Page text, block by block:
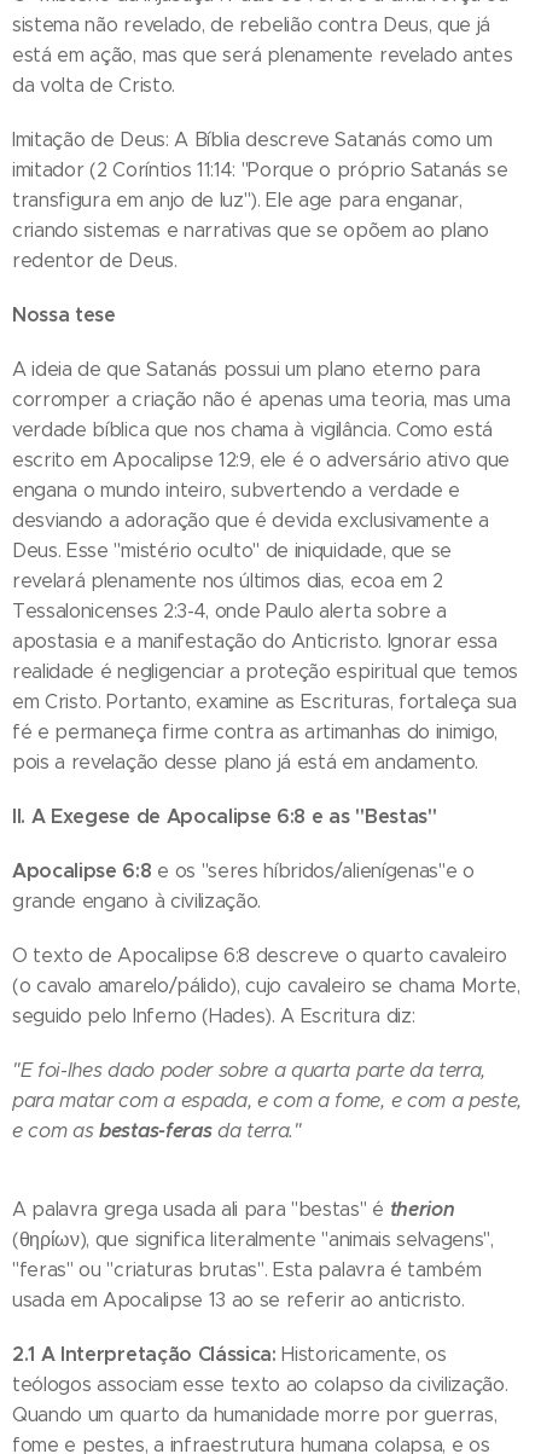
sistema não revelado, de rebelião contra Deus, que já
está em ação, mas que será plenamente revelado antes
da volta de Cristo.
Imitação de Deus: A Bíblia descreve Satanás como um
imitador (2 Coríntios 11:14: "Porque o próprio Satanás se
transfigura em anjo de luz"). Ele age para enganar,
criando sistemas e narrativas que se opõem ao plano
redentor de Deus.
Nossa tese
A ideia de que Satanás possui um plano eterno para
corromper a criação não é apenas uma teoria, mas uma
verdade bíblica que nos chama à vigilância. Como está
escrito em Apocalipse 12:9, ele é o adversário ativo que
engana o mundo inteiro, subvertendo a verdade e
desviando a adoração que é devida exclusivamente a
Deus. Esse "mistério oculto" de iniquidade, que se
revelará plenamente nos últimos dias, ecoa em 2
Tessalonicenses 2:3-4, onde Paulo alerta sobre a
apostasia e a manifestação do Anticristo. Ignorar essa
realidade é negligenciar a proteção espiritual que temos
em Cristo. Portanto, examine as Escrituras, fortaleça sua
fé e permaneça firme contra as artimanhas do inimigo,
pois a revelação desse plano já está em andamento.
II. A Exegese de Apocalipse 6:8 e as "Bestas"
Apocalipse 6:8 e os "seres híbridos/alienígenas"e o
grande engano à civilização.
O texto de Apocalipse 6:8 descreve o quarto cavaleiro
(o cavalo amarelo/pálido), cujo cavaleiro se chama Morte,
seguido pelo Inferno (Hades). A Escritura diz:
"E foi-lhes dado poder sobre a quarta parte da terra,
para matar com a espada, e com a fome, e com a peste,
e com asbestas-ferasda terra."
A palavra grega usada ali para "bestas" é therion
(θηρίων), que significa literalmente "animais selvagens",
"feras" ou "criaturas brutas". Esta palavra é também
usada em Apocalipse 13 ao se referir ao anticristo.
2.1 A Interpretação Clássica: Historicamente, os
teólogos associam esse texto ao colapso da civilização.
Quando um quarto da humanidade morre por guerras,
fome e pestes, a infraestrutura humana colapsa, e os